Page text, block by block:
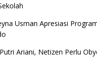
Usman Apresiasi
Ariani, Netizen Perlu